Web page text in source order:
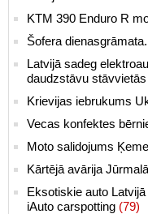
KTM 390 Enduro R
Šofera dienasgrāmata.
Latvijā sadeg
daudzstāvu stāvvietās
Krievijas iebrukums
Vecas konfektes
Moto salidojums
Kārtējā avārija
Eksotiskie auto
iAuto carspotting (79)